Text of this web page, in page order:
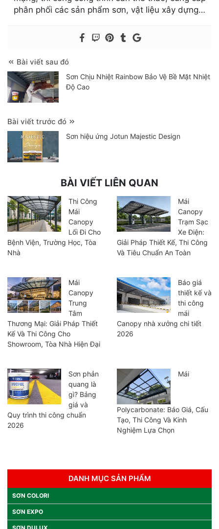
phân phối các sản phẩm sơn, vật liệu xây dựng…
Bài viết sau đó
Sơn Chịu Nhiệt Rainbow Bảo Vệ Bề Mặt Nhiệt
Độ Cao
Bài viết trước đó
Sơn hiệu ứng Jotun Majestic Design
BÀI VIẾT LIÊN QUAN
Thi Công
Mái
Canopy
Lối Đi Cho
Bệnh Viện, Trường Học, Tòa
Nhà
Mái
Canopy
Trạm Sạc
Xe Điện:
Giải Pháp Thiết Kế, Thi Công
Và Tiêu Chuẩn An Toàn
Mái
Canopy
Trung
Tâm
Thương Mại: Giải Pháp Thiết
Kế Và Thi Công Cho
Showroom, Tòa Nhà Hiện Đại
Báo giá
thiết kế và
thi công
mái
Canopy nhà xưởng chi tiết
2026
Sơn phản
quang là
gì? Bảng
giá và
Quy trình thi công chuẩn
2026
Mái
Polycarbonate: Báo Giá, Cấu
Tạo, Thi Công Và Kinh
Nghiệm Lựa Chọn
DANH MỤC SẢN PHẨM
SƠN COLORI
SƠN EXPO